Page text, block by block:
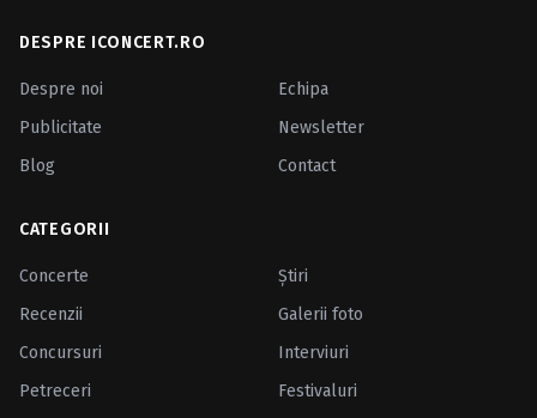
DESPRE ICONCERT.RO
Despre noi
Echipa
Publicitate
Newsletter
Blog
Contact
CATEGORII
Concerte
Ştiri
Recenzii
Galerii foto
Concursuri
Interviuri
Petreceri
Festivaluri